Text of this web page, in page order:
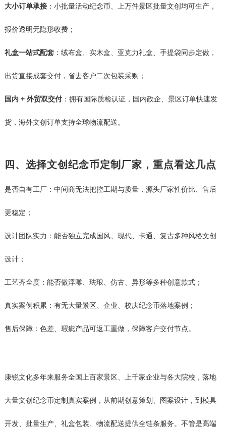
大小订单承接：小批量活动纪念币、上万件景区批量文创均可生产，
报价透明无隐形收费；
礼盒一站式配套：绒布盒、实木盒、亚克力礼盒、手提袋同步定做，
出货直接成套交付，省去客户二次包装采购；
国内 + 外贸双交付：拥有国际质检认证，国内政企、景区订单快速发
货，海外文创订单支持全球物流配送。
四、选择文创纪念币定制厂家，重点看这几点
是否自有工厂：中间商无法把控工期与质量，源头厂家性价比、售后
更稳定；
设计团队实力：能否独立完成国风、现代、卡通、复古多种风格文创
设计；
工艺齐全度：能否做浮雕、珐琅、仿古、异形等多种创意款式；
真实案例积累：有无大量景区、企业、校庆纪念币落地案例；
售后保障：色差、瑕疵产品可返工重做，保障客户交付节点。
康锐文化多年来服务全国上百家景区、上千家企业与各大院校，落地
大量文创纪念币定制真实案例，从前期创意策划、图案设计，到模具
开发、批量生产、礼盒包装、物流配送提供全链条服务。不管是高端